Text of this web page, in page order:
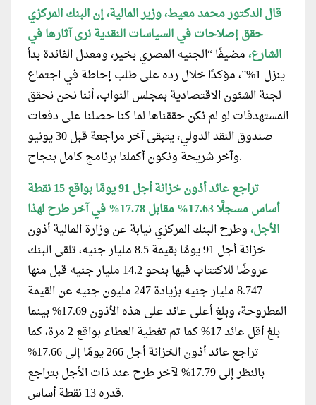
قال الدكتور محمد معيط، وزير المالية، إن البنك المركزي
حقق إصلاحات في السياسات النقدية نرى آثارها في
الشارع،مضيفًا “الجنيه المصري بخير، ومعدل الفائدة بدأ
ينزل 1%”، مؤكدًا خلال رده على طلب إحاطة في اجتماع
لجنة الشئون الاقتصادية بمجلس النواب، أننا نحن نحقق
المستهدفات لو لم نكن حققناها لما كنا حصلنا على دفعات
صندوق النقد الدولي، يتبقى آخر مراجعة قبل 30 يونيو
وآخر شريحة ونكون أكملنا برنامج كامل بنجاح.
تراجع عائد أذون خزانة أجل 91 يومًا بواقع 15 نقطة
أساس مسجلًا 17.63% مقابل 17.78% في آخر طرح لهذا
الأجل،وطرح البنك المركزي نيابة عن وزارة المالية أذون
خزانة أجل 91 يومًا بقيمة 8.5 مليار جنيه، تلقى البنك
عروضًا للاكتتاب فيها بنحو 14.2 مليار جنيه قبل منها
8.747 مليار جنيه بزيادة 247 مليون جنيه عن القيمة
المطروحة، وبلغ أعلى عائد على هذه الأذون 17.69% بينما
بلغ أقل عائد 17% كما تم تغطية العطاء بواقع 2 مرة، كما
تراجع عائد أذون الخزانة أجل 266 يومًا إلى 17.66%
بالنظر إلى 17.79% لآخر طرح عند ذات اﻷجل بتراجع
قدره 13 نقطة أساس.